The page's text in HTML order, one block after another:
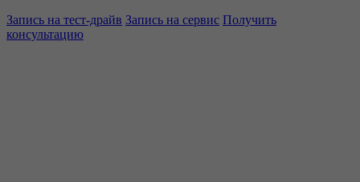
Запись на тест-драйв Запись на сервис Получить
консультацию